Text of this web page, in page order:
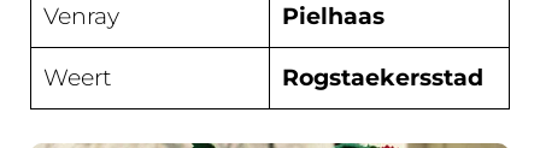
Venray Pielhaas
Weert Rogstaekersstad